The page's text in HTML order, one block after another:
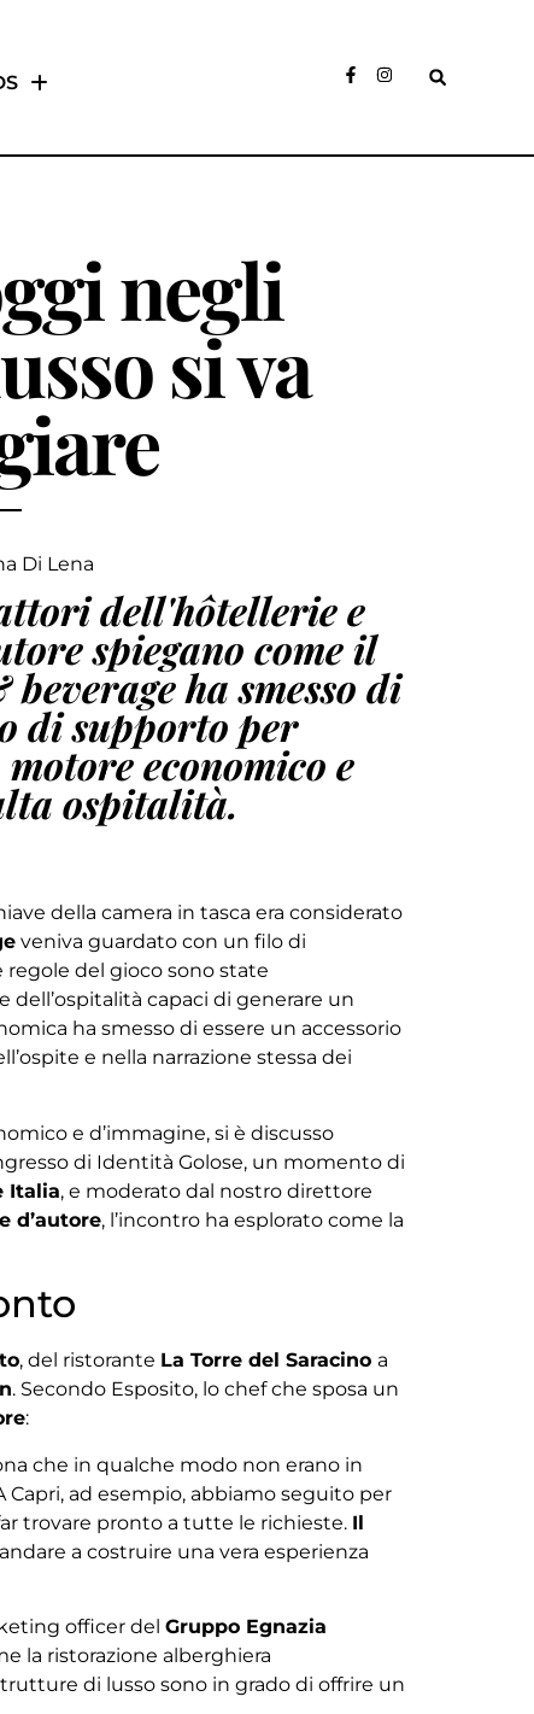
negli
si va
Di Lena
dell'hôtellerie e
spiegano come il
ha smesso di
di supporto per
economico e
ospitalità.
della camera in tasca era considerato
veniva guardato con un filo di
regole del gioco sono state
capaci di generare un
ha smesso di essere un accessorio
e nella narrazione stessa dei
e d’immagine, si è discusso
di Identità Golose, un momento di
Italia, e moderato dal nostro direttore
d’autore, l’incontro ha esplorato come la
, del ristorante La Torre del Saracino a
. Secondo Esposito, lo chef che sposa un
:
che in qualche modo non erano in
ad esempio, abbiamo seguito per
trovare pronto a tutte le richieste. Il
a costruire una vera esperienza
officer del Gruppo Egnazia
la ristorazione alberghiera
di lusso sono in grado di offrire un